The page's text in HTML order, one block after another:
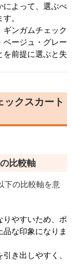
によって、選ぶべ
。
ギンガムチェック
ベージュ・グレー
を前提に選ぶと失
クスカート
比較軸
下の比較軸を意
やすいため、ポ
な印象になりま
き出しやすく、